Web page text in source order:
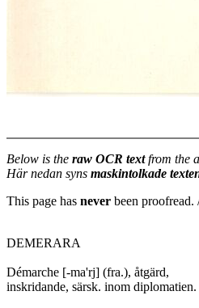
Below is the raw OCR textfrom the
Här nedan syns maskintolkade
This page has never been proofread.
DEMERARA
Démarche [-ma'rj] (fra.), åtgärd,
inskridande, särsk. inom diplomatien.